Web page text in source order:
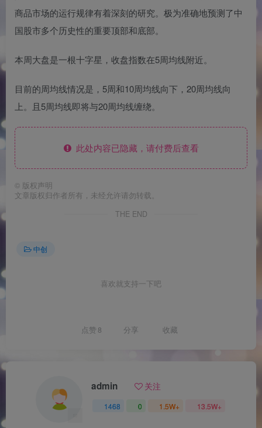
商品市场的运行规律有着深刻的研究。极为准确地预测了中
国股市多个历史性的重要顶部和底部。
本周大盘是一根十字星，收盘指数在5周均线附近。
目前的周均线情况是，5周和10周均线向下，20周均线向
上。且5周均线即将与20周均线缠绕。
此处内容已隐藏，请付费后查看
© 版权声明
文章版权归作者所有，未经允许请勿转载。
THE END
中创
喜欢就支持一下吧
点赞 8 分享 收藏
admin 关注
1468 0 1.5W+ 13.5W+